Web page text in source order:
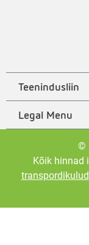
Teenindusliin
Legal Menu
©
Kõik hinnad
transpordikulud